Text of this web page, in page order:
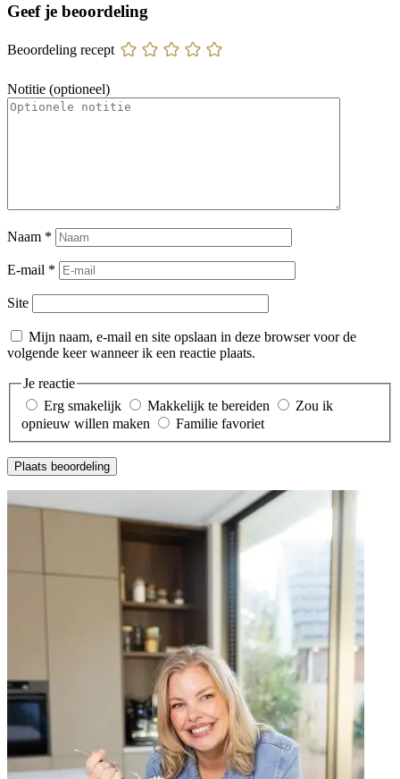
Geef je beoordeling
Beoordeling recept
Notitie (optioneel)
Naam *
E-mail *
Site
Mijn naam, e-mail en site opslaan in deze browser voor de
volgende keer wanneer ik een reactie plaats.
Je reactie
Erg smakelijk
Makkelijk te bereiden
Zou ik
opnieuw willen maken
Familie favoriet
Plaats beoordeling